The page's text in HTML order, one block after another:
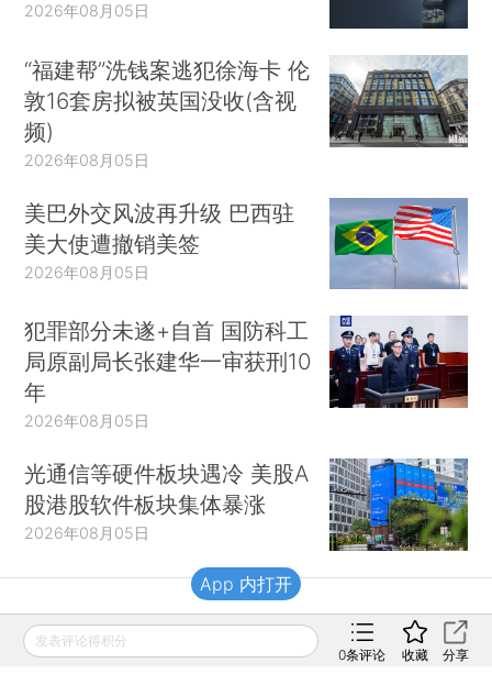
2026年08月05日
“福建帮”洗钱案逃犯徐海卡 伦
敦16套房拟被英国没收(含视
频)
2026年08月05日
美巴外交风波再升级 巴西驻
美大使遭撤销美签
2026年08月05日
犯罪部分未遂+自首 国防科工
局原副局长张建华一审获刑10
年
2026年08月05日
光通信等硬件板块遇冷 美股A
股港股软件板块集体暴涨
2026年08月05日
财新移动
发表评论得积分
0条评论 收藏 分享
App 内打开